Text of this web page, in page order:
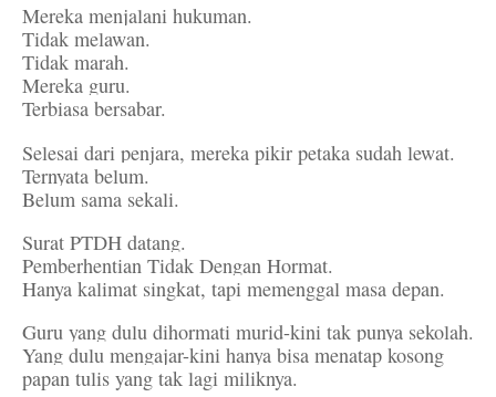
Mereka menjalani hukuman.
Tidak melawan.
Tidak marah.
Mereka guru.
Terbiasa bersabar.
Selesai dari penjara, mereka pikir petaka sudah lewat.
Ternyata belum.
Belum sama sekali.
Surat PTDH datang.
Pemberhentian Tidak Dengan Hormat.
Hanya kalimat singkat, tapi memenggal masa depan.
Guru yang dulu dihormati murid-kini tak punya sekolah.
Yang dulu mengajar-kini hanya bisa menatap kosong
papan tulis yang tak lagi miliknya.